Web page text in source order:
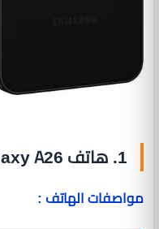
1. هاتف Samsung Galaxy A26
مواصفات الهاتف :